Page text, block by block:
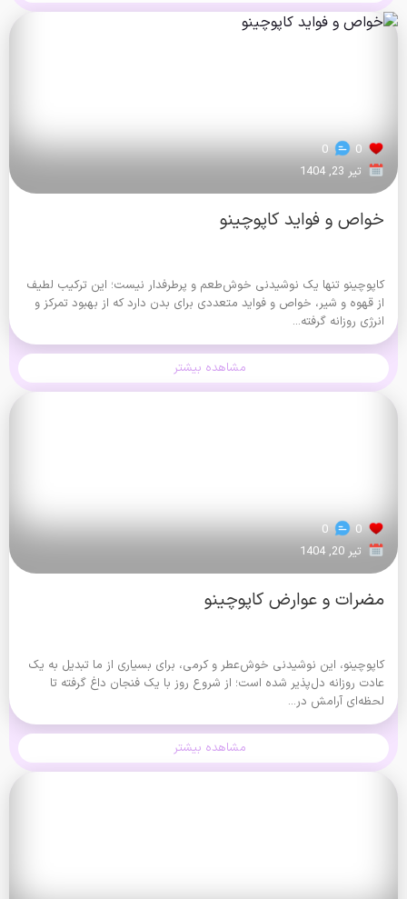
0
0
تیر 23, 1404
خواص و فواید کاپوچینو
کاپوچینو تنها یک نوشیدنی خوش‌طعم و پرطرفدار نیست؛ این ترکیب لطیف
از قهوه و شیر، خواص و فواید متعددی برای بدن دارد که از بهبود تمرکز و
انرژی روزانه گرفته...
مشاهده بیشتر
0
0
تیر 20, 1404
مضرات و عوارض کاپوچینو
کاپوچینو، این نوشیدنی خوش‌عطر و کرمی، برای بسیاری از ما تبدیل به یک
عادت روزانه دل‌پذیر شده است؛ از شروع روز با یک فنجان داغ گرفته تا
لحظه‌ای آرامش در...
مشاهده بیشتر